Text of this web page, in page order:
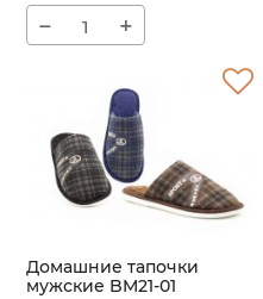
− +
Домашние тапочки
мужские BM21-01